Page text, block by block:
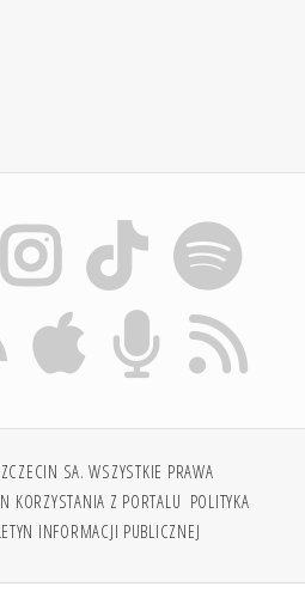
SA. WSZYSTKIE PRAWA
KORZYSTANIA Z PORTALU POLITYKA
INFORMACJI PUBLICZNEJ